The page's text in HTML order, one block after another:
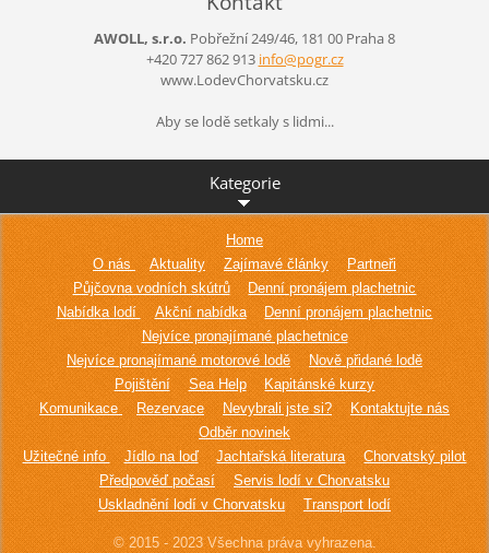
AWOLL, s.r.o. Pobřežní 249/46, 181 00 Praha 8
+420 727 862 913 info@pogr.cz
www.LodevChorvatsku.cz
Aby se lodě setkaly s lidmi...
Kategorie
Home
O nás
Aktuality Zajímavé články
Partneři
Půjčovna vodních skútrů
Denní pronájem plachetnic
Nabídka lodí
Akční nabídka
Denní pronájem plachetnic
Nejvíce pronajímané plachetnice
Nejvíce pronajímané motorové lodě
Nově přidané lodě
Pojištění
Sea Help
Kapitánské kurzy
Komunikace
Rezervace Nevybrali jste si?
Kontaktujte nás
Odběr novinek
Užitečné info
Jídlo na loď Jachtařská literatura
Chorvatský pilot
Předpověď počasí
Servis lodí v Chorvatsku
Uskladnění lodí v Chorvatsku
Transport lodí
© 2015 - 2023 Všechna práva vyhrazena.